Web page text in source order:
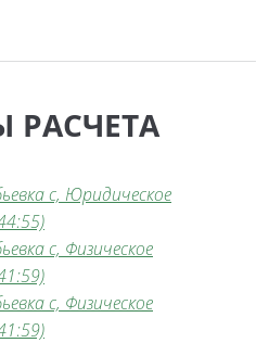
РАСЧЕТА
с, Юридическое
с, Физическое
с, Физическое